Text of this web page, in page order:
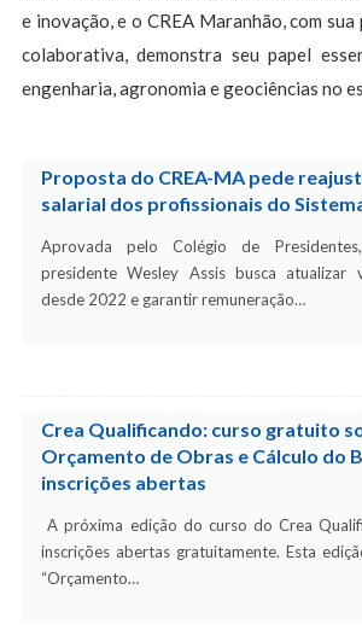
e inovação, e o CREA Maranhão, com
colaborativa, demonstra seu papel
engenharia, agronomia e geociências no
Proposta do CREA-MA pede
salarial dos profissionais do
Aprovada pelo Colégio de
presidente Wesley Assis busca atualizar
desde 2022 e garantir remuneração…
Crea Qualificando: curso gratuito
Orçamento de Obras e Cálculo do
inscrições abertas
A próxima edição do curso do Crea
inscrições abertas gratuitamente. Esta
“Orçamento…